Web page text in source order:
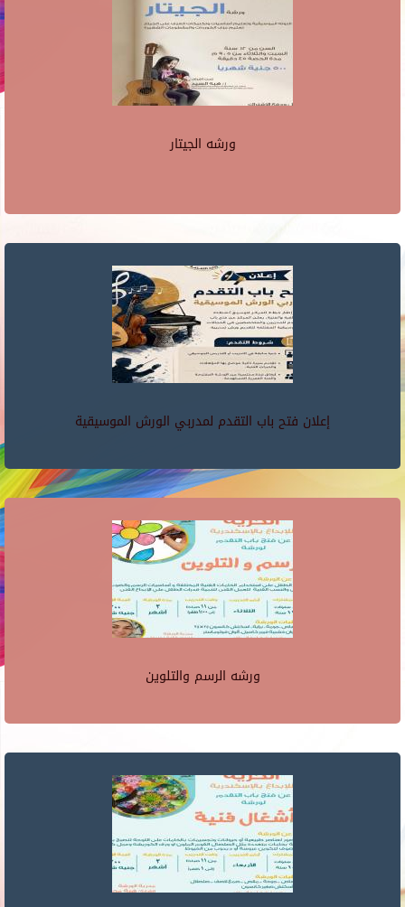
ورشه الجيتار
إعلان فتح باب التقدم لمدربي الورش الموسيقية
ورشه الرسم والتلوين